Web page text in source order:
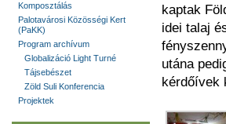
kaptak
idei talaj
utána
kérdőívek
Komposztálás
Palotavárosi Közösségi Kert
(PaKK)
Program archívum
Globalizáció Light Turné
Tájsebészet
Zöld Suli Konferencia
Projektek